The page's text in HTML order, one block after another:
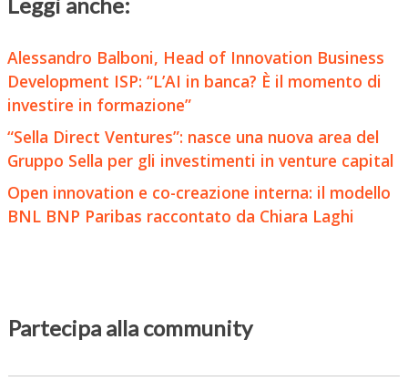
Alessandro Balboni, Head of Innovation Business
Development ISP: “L’AI in banca? È il momento di
investire in formazione”
“Sella Direct Ventures”: nasce una nuova area del
Gruppo Sella per gli investimenti in venture capital
Open innovation e co-creazione interna: il modello
BNL BNP Paribas raccontato da Chiara Laghi
Partecipa alla community